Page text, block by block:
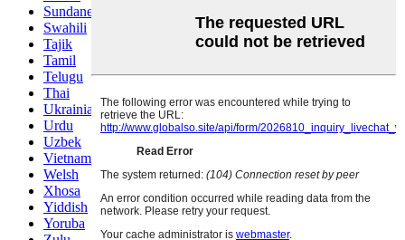
Sundanese
Swahili
Tajik
Tamil
Telugu
Thai
Ukrainian
Urdu
Uzbek
Vietnamese
Welsh
Xhosa
Yiddish
Yoruba